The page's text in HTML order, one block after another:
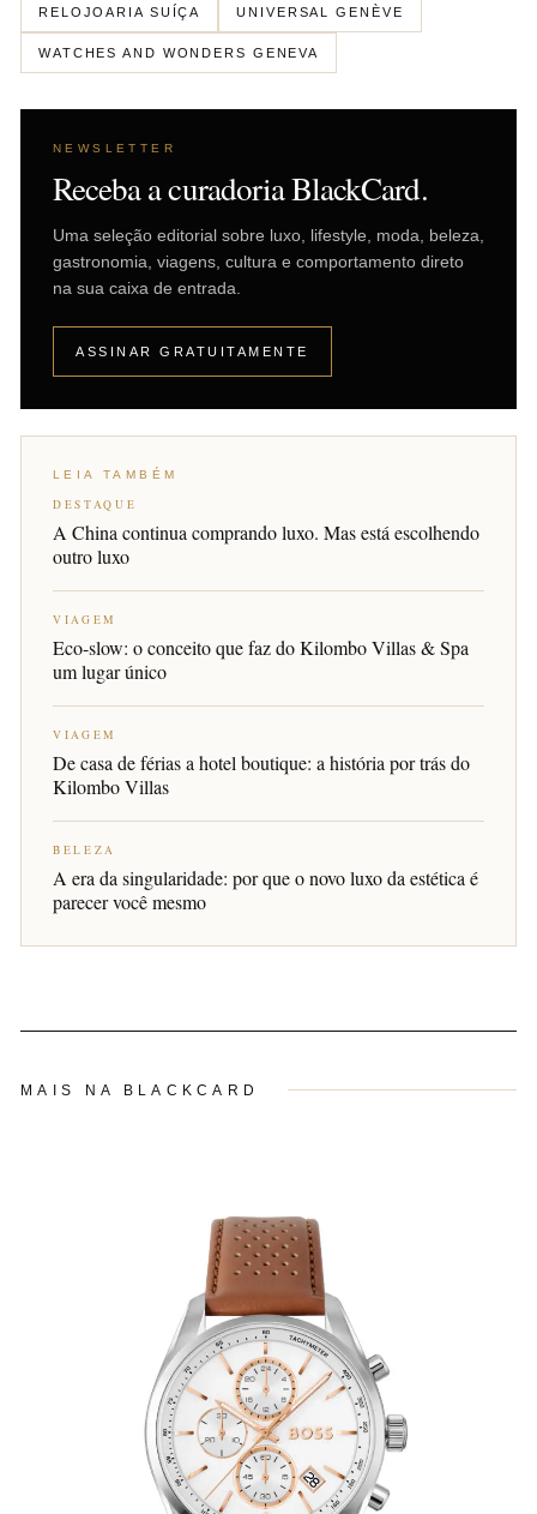
RELOJOARIA SUÍÇA UNIVERSAL GENÈVE
WATCHES AND WONDERS GENEVA
NEWSLETTER
Receba a curadoria BlackCard.
Uma seleção editorial sobre luxo, lifestyle, moda, beleza,
gastronomia, viagens, cultura e comportamento direto
na sua caixa de entrada.
ASSINAR GRATUITAMENTE
LEIA TAMBÉM
DESTAQUE
A China continua comprando luxo. Mas está escolhendo
outro luxo
VIAGEM
Eco-slow: o conceito que faz do Kilombo Villas & Spa
um lugar único
VIAGEM
De casa de férias a hotel boutique: a história por trás do
Kilombo Villas
BELEZA
A era da singularidade: por que o novo luxo da estética é
parecer você mesmo
MAIS NA BLACKCARD